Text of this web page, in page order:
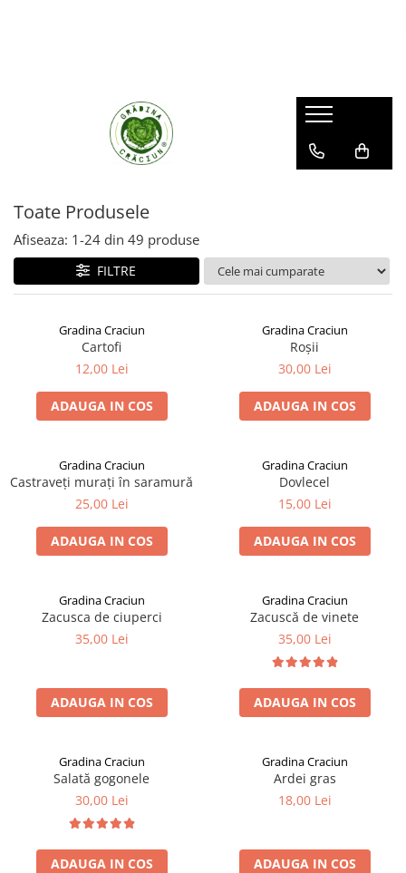
Toate Produsele
Afiseaza: 1-24 din 49 produse
FILTRE
Gradina Craciun
Cartofi
12,00 Lei
ADAUGA IN COS
Gradina Craciun
Roșii
30,00 Lei
ADAUGA IN COS
Gradina Craciun
Castraveți murați în saramură
25,00 Lei
ADAUGA IN COS
Gradina Craciun
Dovlecel
15,00 Lei
ADAUGA IN COS
Gradina Craciun
Zacusca de ciuperci
35,00 Lei
ADAUGA IN COS
Gradina Craciun
Zacuscă de vinete
35,00 Lei
ADAUGA IN COS
Gradina Craciun
Salată gogonele
30,00 Lei
ADAUGA IN COS
Gradina Craciun
Ardei gras
18,00 Lei
ADAUGA IN COS